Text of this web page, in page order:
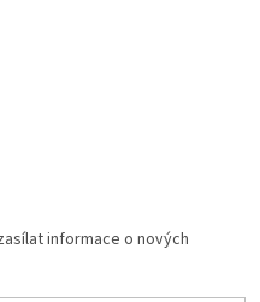
informace o nových